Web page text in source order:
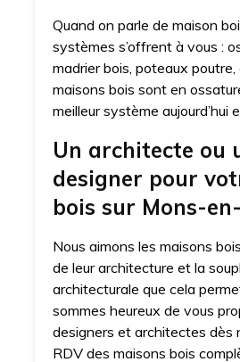
Quand on parle de maison
systèmes s’offrent à vous :
madrier bois, poteaux poutre,
maisons bois sont en
meilleur système aujourd’hui
Un architecte ou
designer pour
bois sur Mons-
Nous aimons les maisons
de leur architecture et la
architecturale que cela
sommes heureux de vous
designers et architectes dès
RDV des maisons bois